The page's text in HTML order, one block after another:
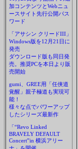
加コンテンツとWebニュ
ースサイト先行公開パス
ワード
「アサシン クリードIII」
Windows版を12月21日に
発売
ダウンロード版も同日発
売。推奨PCを本日より販
売開始
gumi、GREE用「任侠道
覚醒」親子極道も実現可
能！
様々な点でパワーアップ
したシリーズ最新作
「“Revo Linked
BRAVELY DEFAULT
Concert”in 横浜アリー